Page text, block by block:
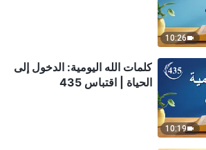
10:26
10:19
كلمات الله اليومية: الدخول إلى
الحياة | اقتباس 435